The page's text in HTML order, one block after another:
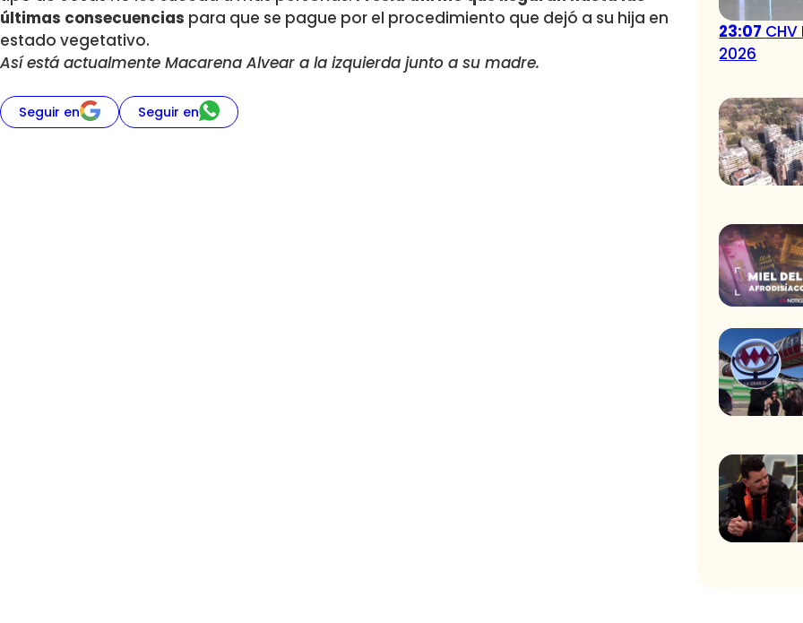
últimas consecuencias para que se pague por el procedimiento que dejó a su hija en
estado vegetativo.
Así está actualmente Macarena Alvear a la izquierda junto a su madre.
Seguir en Seguir en
23:07
2026